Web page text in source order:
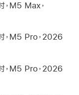
，M5 Max，
，M5 Pro，2026
，M5 Pro，2026